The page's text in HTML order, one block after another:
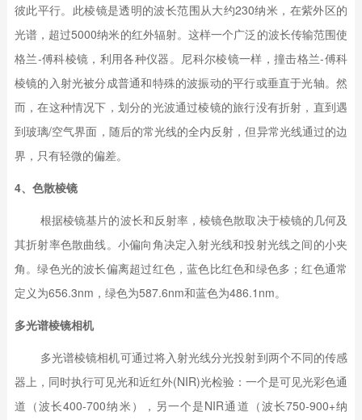
彼此平行。此棱镜是透明的波长范围从大约230纳米，在紫外区的
光谱，超过5000纳米的红外辐射。这样一个广泛的波长传输范围使
格兰-傅科棱镜，利用各种仪器。尼科尔棱镜一样，撞击格兰-傅科
棱镜的入射光被分成普通和特殊的波振动的平行或垂直于光轴。然
而，在这种情况下，划分的光波通过棱镜的旅行没有折射，直到遇
到玻璃/空气界面，随后的常光线的全内反射，但异常光线通过的边
界，只有轻微的偏差。
4、色散棱镜
根据棱镜基片的波长和反射率，棱镜色散取决于棱镜的几何及
其折射率色散曲线。小偏向角决定入射光线和投射光线之间的小夹
角。绿色光的波长偏离超过红色，蓝色比红色和绿色多；红色通常
定义为656.3nm，绿色为587.6nm和蓝色为486.1nm。
多光谱棱镜相机
多光谱棱镜相机可通过将入射光线分光投射到两个不同的传感
器上，同时执行可见光和近红外(NIR)光检验：一个是可见光彩色通
道（波长400-700纳米），另一个是NIR通道（波长750-900+纳